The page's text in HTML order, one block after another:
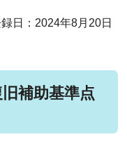
日：2024年8月20日
補助基準点